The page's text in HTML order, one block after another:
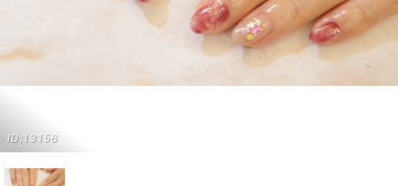
ID:13156